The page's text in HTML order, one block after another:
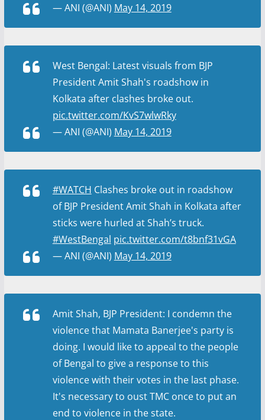
— ANI (@ANI) May 14, 2019
West Bengal: Latest visuals from BJP
President Amit Shah's roadshow in
Kolkata after clashes broke out.
pic.twitter.com/KvS7wlwRky
— ANI (@ANI) May 14, 2019
#WATCH Clashes broke out in roadshow
of BJP President Amit Shah in Kolkata after
sticks were hurled at Shah’s truck.
#WestBengal pic.twitter.com/t8bnf31vGA
— ANI (@ANI) May 14, 2019
Amit Shah, BJP President: I condemn the
violence that Mamata Banerjee's party is
doing. I would like to appeal to the people
of Bengal to give a response to this
violence with their votes in the last phase.
It's necessary to oust TMC once to put an
end to violence in the state.